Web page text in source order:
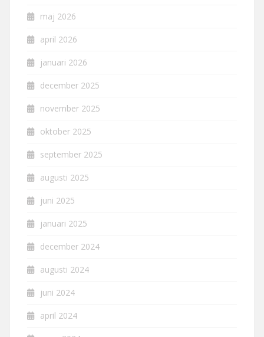
maj 2026
april 2026
januari 2026
december 2025
november 2025
oktober 2025
september 2025
augusti 2025
juni 2025
januari 2025
december 2024
augusti 2024
juni 2024
april 2024